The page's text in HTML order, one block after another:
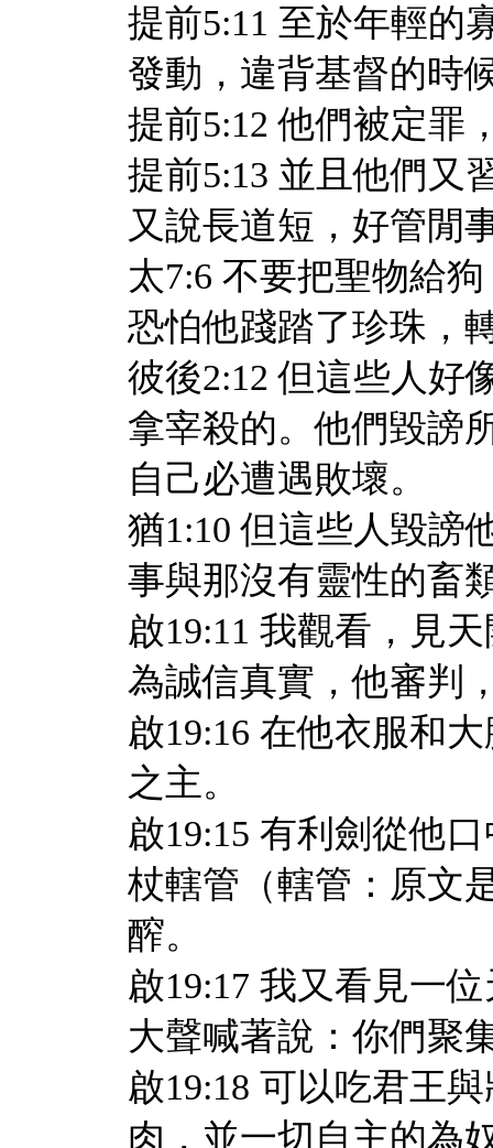
提前5:11 至於年輕的
發動，違背基督的時
提前5:12 他們被定罪
提前5:13 並且他們又
又說長道短，好管閒
太7:6 不要把聖物給
恐怕他踐踏了珍珠，
彼後2:12 但這些人好
拿宰殺的。他們毀謗
自己必遭遇敗壞。
猶1:10 但這些人毀謗
事與那沒有靈性的畜
啟19:11 我觀看，見
為誠信真實，他審判
啟19:16 在他衣服和
之主。
啟19:15 有利劍從他
杖轄管（轄管：原文
醡。
啟19:17 我又看見一
大聲喊著說：你們聚
啟19:18 可以吃君王
肉，並一切自主的為